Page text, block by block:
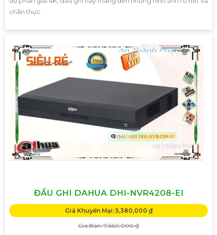
chân thực
ĐẦU GHI DAHUA DHI-NVR4208-EI
Giá Khuyến Mại: 5,380,000 ₫
Giá Bán: 7,660,000 ₫